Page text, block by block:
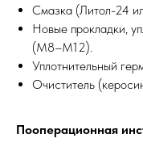
Смазка (Литол-24
Новые прокладки,
(М8–М12).
Уплотнительный
Очиститель
Пооперационная